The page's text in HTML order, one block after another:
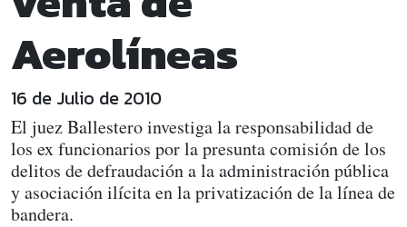
Aerolíneas
16 de Julio de 2010
El juez Ballestero investiga la responsabilidad de
los ex funcionarios por la presunta comisión de los
delitos de defraudación a la administración pública
y asociación ilícita en la privatización de la línea de
bandera.